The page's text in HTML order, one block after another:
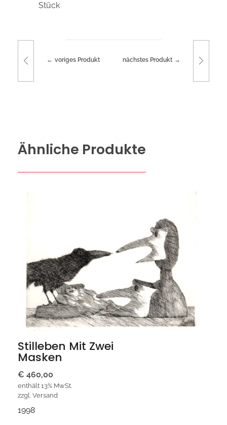
Stück
voriges Produkt nächstes Produkt
Ähnliche Produkte
Stilleben Mit Zwei
Masken
€ 460,00
enthält 13% MwSt.
zzgl. Versand
1998